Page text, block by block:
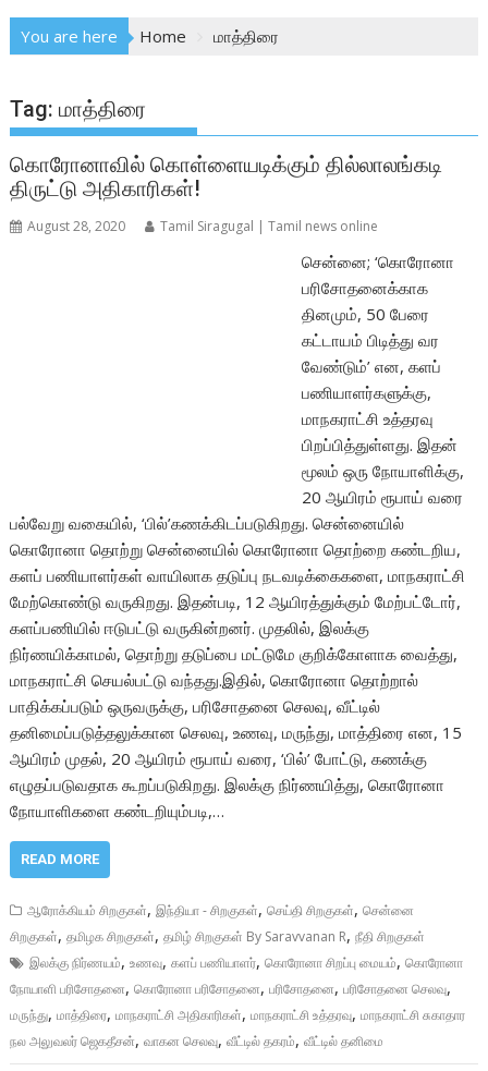
You are here Home மாத்திரை
Tag:மாத்திரை
கொரோனாவில் கொள்ளையடிக்கும் தில்லாலங்கடி
திருட்டு அதிகாரிகள்!
August 28, 2020 Tamil Siragugal | Tamil news online
சென்னை; ‘கொரோனா
பரிசோதனைக்காக
தினமும், 50 பேரை
கட்டாயம் பிடித்து வர
வேண்டும்’ என, களப்
பணியாளர்களுக்கு,
மாநகராட்சி உத்தரவு
பிறப்பித்துள்ளது. இதன்
மூலம் ஒரு நோயாளிக்கு,
20 ஆயிரம் ரூபாய் வரை
பல்வேறு வகையில், ‘பில்’கணக்கிடப்படுகிறது. சென்னையில்
கொரோனா தொற்று சென்னையில் கொரோனா தொற்றை கண்டறிய,
களப் பணியாளர்கள் வாயிலாக தடுப்பு நடவடிக்கைகளை, மாநகராட்சி
மேற்கொண்டு வருகிறது. இதன்படி, 12 ஆயிரத்துக்கும் மேற்பட்டோர்,
களப்பணியில் ஈடுபட்டு வருகின்றனர். முதலில், இலக்கு
நிர்ணயிக்காமல், தொற்று தடுப்பை மட்டுமே குறிக்கோளாக வைத்து,
மாநகராட்சி செயல்பட்டு வந்தது.இதில், கொரோனா தொற்றால்
பாதிக்கப்படும் ஒருவருக்கு, பரிசோதனை செலவு, வீட்டில்
தனிமைப்படுத்தலுக்கான செலவு, உணவு, மருந்து, மாத்திரை என, 15
ஆயிரம் முதல், 20 ஆயிரம் ரூபாய் வரை, ‘பில்’ போட்டு, கணக்கு
எழுதப்படுவதாக கூறப்படுகிறது. இலக்கு நிர்ணயித்து, கொரோனா
நோயாளிகளை கண்டறியும்படி,…
READ MORE
ஆரோக்கியம் சிறகுகள்,இந்தியா - சிறகுகள்,செய்தி சிறகுகள்,சென்னை
சிறகுகள்,தமிழக சிறகுகள்,தமிழ் சிறகுகள் By Saravvanan R,நீதி சிறகுகள்
இலக்கு நிர்ணயம்,உணவு,களப் பணியாளர்,கொரோனா சிறப்பு மையம்,கொரோனா
நோயாளி பரிசோதனை,கொரோனா பரிசோதனை,பரிசோதனை,பரிசோதனை செலவு,
மருந்து,மாத்திரை,மாநகராட்சி அதிகாரிகள்,மாநகராட்சி உத்தரவு,மாநகராட்சி சுகாதார
நல அலுவலர் ஜெகதீசன்,வாகன செலவு,வீட்டில் தகரம்,வீட்டில் தனிமை